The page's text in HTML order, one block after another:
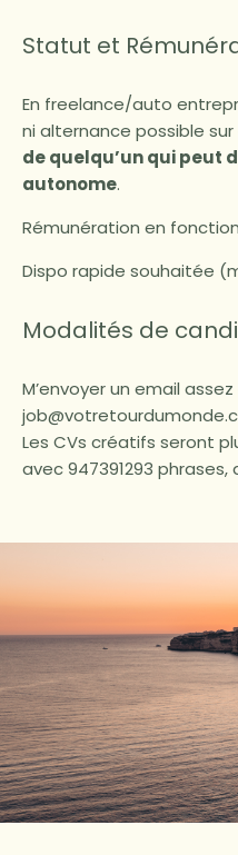
Statut et
En freelance/auto
ni alternance possible
de quelqu’un qui peut
autonome.
Rémunération en
Dispo rapide souhaitée
Modalités de
M’envoyer un email
Les CVs créatifs seront
avec 947391293 phrases,